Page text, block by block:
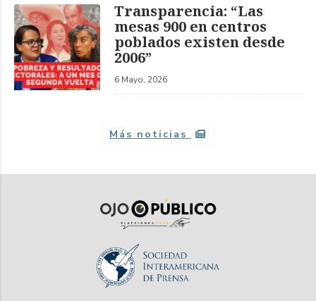
Transparencia: “Las
mesas 900 en centros
poblados existen desde
2006”
6 Mayo, 2026
Más noticias